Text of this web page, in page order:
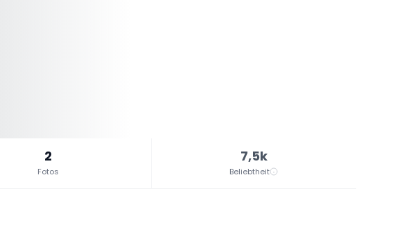
2
Fotos
7,5k
Beliebtheit